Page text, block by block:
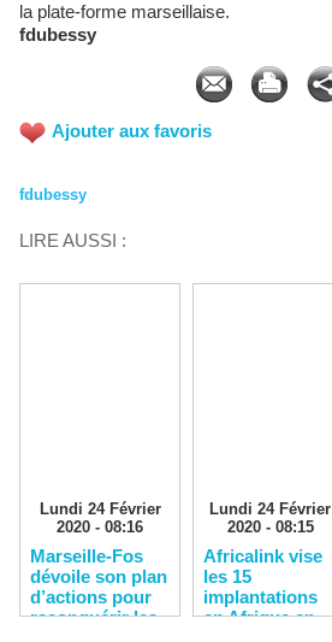
la plate-forme marseillaise.
fdubessy
Ajouter aux favoris
fdubessy
LIRE AUSSI :
Lundi 24 Février
2020 - 08:16
Marseille-Fos
dévoile son plan
d’actions pour
reconquérir les
Lundi 24 Février
2020 - 08:15
Africalink vise
les 15
implantations
en Afrique en